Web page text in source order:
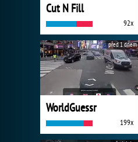
Cut N Fill
92x
WorldGuessr
199x
před 1 dnem